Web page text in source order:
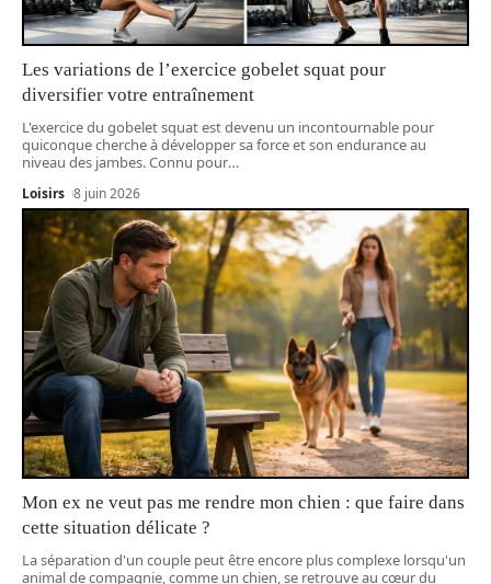
Les variations de l’exercice gobelet squat pour
diversifier votre entraînement
L'exercice du gobelet squat est devenu un incontournable pour
quiconque cherche à développer sa force et son endurance au
niveau des jambes. Connu pour…
Loisirs 8 juin 2026
Mon ex ne veut pas me rendre mon chien : que faire dans
cette situation délicate ?
La séparation d'un couple peut être encore plus complexe lorsqu'un
animal de compagnie, comme un chien, se retrouve au cœur du